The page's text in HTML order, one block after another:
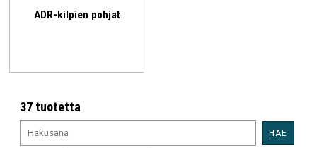
ADR-kilpien pohjat
37 tuotetta
HAE